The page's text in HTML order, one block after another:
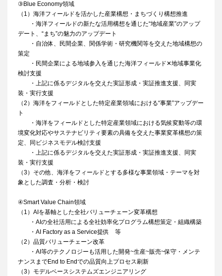
③Blue Economy領域
（1）海洋フィールドを活かした産業構想・まちづくり構想推進
・海洋フィールドの新たな活用構想を通じた“地域産業”のアップ
デート、“まち”の魅力のアップデート
・自治体、民間企業、関係学術・研究機関等を交えた地域構想の
策定
・民間企業による地域参入を通じた海洋フィールド✕地域事業化
検討支援
・上記に係るデジタルを交えた実証形成・実証推進支援、同実
装・実行支援
（2）海洋をフィールドとした特定産業領域における“事業”アップデー
ト
・海洋をフィールドとした特定産業領域における気候変動等の環
境変化対応やサステナビリティ要素の具備を交えた事業変革構想の策
定、同ビジネスモデル検討支援
・上記に係るデジタルを交えた実証形成・実証推進支援、同実
装・実行支援
（3）その他、海洋をフィールドとする多様な事業領域・テーマを対
象とした調査・分析・検討
④Smart Value Chain領域
（1）AIを基軸とした全社バリューチェーン変革構想
・AIの全社活用による全社効率化プログラム構想策定・組織構築
・AI Factory as a Service提供 等
（2）品質バリューチェーン改革
・AI等のテクノロジーも活用した開発~生産~販売~保守・メンテ
ナンスまでEnd to Endでの品質向上プロセス刷新
（3）モデルベースシステムズエンジニアリング